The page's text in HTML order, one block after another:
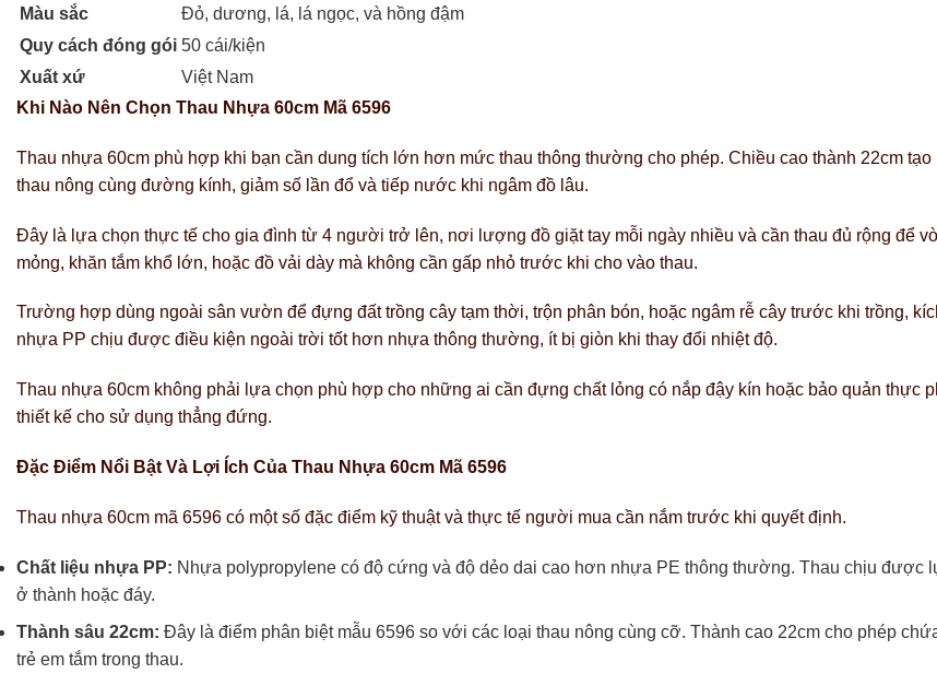
Màu sắc
Đỏ, dương, lá, lá ngọc, và hồng đậm
Quy cách đóng gói 50 cái/kiện
Xuất xứ
Việt Nam
Khi Nào Nên Chọn Thau Nhựa 60cm Mã 6596
Thau nhựa 60cm phù hợp khi bạn cần dung tích lớn hơn mức thau thông thường cho phép. Chiều cao thành 22cm
thau nông cùng đường kính, giảm số lần đổ và tiếp nước khi ngâm đồ lâu.
Đây là lựa chọn thực tế cho gia đình từ 4 người trở lên, nơi lượng đồ giặt tay mỗi ngày nhiều và cần thau đủ rộng để
mỏng, khăn tắm khổ lớn, hoặc đồ vải dày mà không cần gấp nhỏ trước khi cho vào thau.
Trường hợp dùng ngoài sân vườn để đựng đất trồng cây tạm thời, trộn phân bón, hoặc ngâm rễ cây trước khi trồng,
nhựa PP chịu được điều kiện ngoài trời tốt hơn nhựa thông thường, ít bị giòn khi thay đổi nhiệt độ.
Thau nhựa 60cm không phải lựa chọn phù hợp cho những ai cần đựng chất lỏng có nắp đậy kín hoặc bảo quản thực
thiết kế cho sử dụng thẳng đứng.
Đặc Điểm Nổi Bật Và Lợi Ích Của Thau Nhựa 60cm Mã 6596
Thau nhựa 60cm mã 6596 có một số đặc điểm kỹ thuật và thực tế người mua cần nắm trước khi quyết định.
Chất liệu nhựa PP: Nhựa polypropylene có độ cứng và độ dẻo dai cao hơn nhựa PE thông thường. Thau chịu được
ở thành hoặc đáy.
Thành sâu 22cm: Đây là điểm phân biệt mẫu 6596 so với các loại thau nông cùng cỡ. Thành cao 22cm cho phép
trẻ em tắm trong thau.